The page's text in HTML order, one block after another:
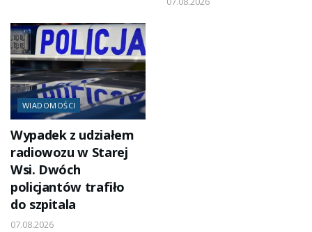
WIADOMOŚCI
Wypadek z udziałem
radiowozu w Starej
Wsi. Dwóch
policjantów trafiło
do szpitala
07.08.2026